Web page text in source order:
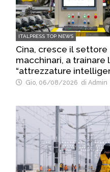
ITALPRESS TOP NEWS
Cina, cresce il settore
macchinari, a trainare
“attrezzature
Gio, 06/08/2026 di Admin